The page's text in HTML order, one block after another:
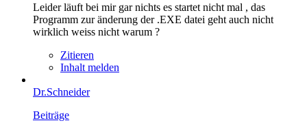
Leider läuft bei mir gar nichts es startet nicht mal , das
Programm zur änderung der .EXE datei geht auch nicht
wirklich weiss nicht warum ?
Zitieren
Inhalt melden
Dr.Schneider
Beiträge